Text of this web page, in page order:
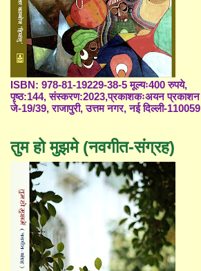
ISBN: 978-81-19229-38-5 मूल्यः400 रुपये,
पृष्ठ:144, संस्करण:2023,प्रकाशकःअयन प्रकाशन
जे-19/39, राजापुरी, उत्तम नगर, नई दिल्ली-110059
तुम हो मुझमे (नवगीत-संग्रह)